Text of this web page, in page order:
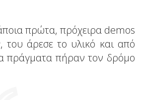
πρώτα, πρόχειρα demos
του άρεσε το υλικό και από
πράγματα πήραν τον δρόμο